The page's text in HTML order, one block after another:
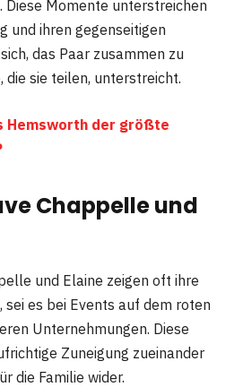
Diese Momente unterstreichen
und ihren gegenseitigen
das Paar zusammen zu
die sie teilen, unterstreicht.
Hemsworth der größte
Chappelle und
und Elaine zeigen oft ihre
es bei Events auf dem roten
Unternehmungen. Diese
Zuneigung zueinander
die Familie wider.